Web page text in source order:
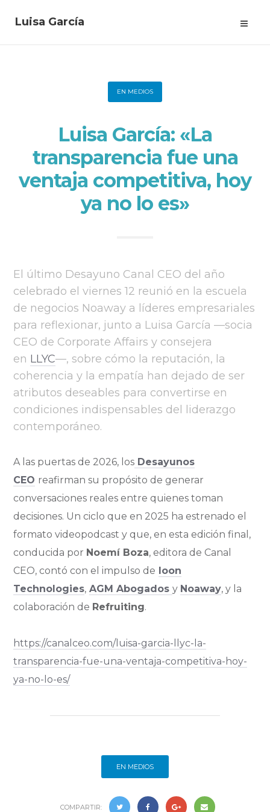
Luisa García
EN MEDIOS
Luisa García: «La
transparencia fue una
ventaja competitiva, hoy
ya no lo es»
El último Desayuno Canal CEO del año
celebrado el viernes 12 reunió en la escuela
de negocios Noaway a líderes empresariales
para reflexionar, junto a Luisa García —socia
CEO de Corporate Affairs y consejera
en LLYC—, sobre cómo la reputación, la
coherencia y la empatía han dejado de ser
atributos deseables para convertirse en
condiciones indispensables del liderazgo
contemporáneo.
A las puertas de 2026, los Desayunos
CEO reafirman su propósito de generar
conversaciones reales entre quienes toman
decisiones. Un ciclo que en 2025 ha estrenado el
formato videopodcast y que, en esta edición final,
conducida por Noemí Boza, editora de Canal
CEO, contó con el impulso de Ioon
Technologies, AGM Abogadosy Noaway, y la
colaboración de Refruiting.
https://canalceo.com/luisa-garcia-llyc-la-
transparencia-fue-una-ventaja-competitiva-hoy-
ya-no-lo-es/
EN MEDIOS
COMPARTIR: